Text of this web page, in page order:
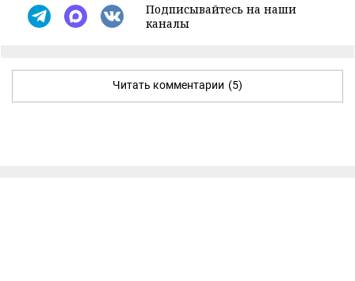
Подписывайтесь на наши
каналы
Читать комментарии (5)